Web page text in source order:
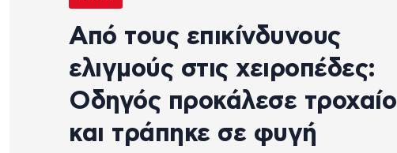
Από τους επικίνδυνους
ελιγμούς στις χειροπέδες:
Οδηγός προκάλεσε τροχαίο
και τράπηκε σε φυγή